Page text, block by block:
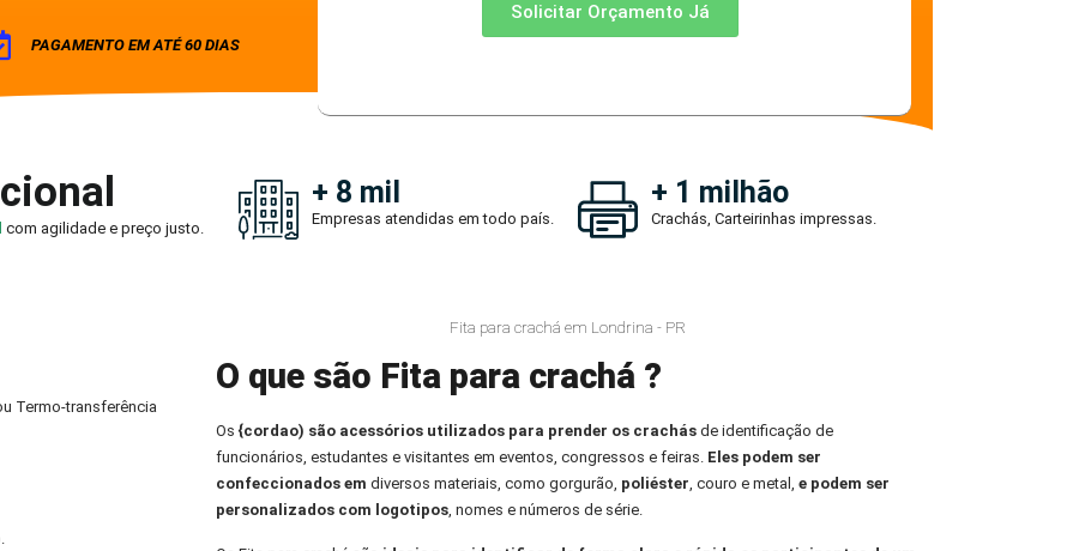
PAGAMENTO EM ATÉ 60 DIAS
Solicitar Orçamento Já
com agilidade e preço justo.
+ 8 mil
Empresas atendidas em todo país.
+ 1 milhão
Crachás, Carteirinhas impressas.
Termo-transferência
Fita para crachá em Londrina - PR
O que são Fita para crachá ?
Os {cordao) são acessórios utilizados para prender os crachásde identificação de
funcionários, estudantes e visitantes em eventos, congressos e feiras. Eles podem ser
confeccionados em diversos materiais, como gorgurão, poliéster, couro e metal, e podem ser
personalizados com logotipos, nomes e números de série.